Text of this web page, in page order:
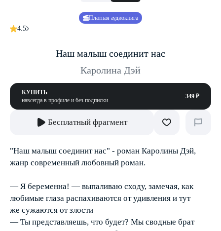
Платная аудиокнига
4.5
Наш малыш соединит нас
Каролина Дэй
КУПИТЬ
навсегда в профиле и без подписки
349 ₽
Бесплатный фрагмент
"Наш малыш соединит нас" - роман Каролины Дэй,
жанр современный любовный роман.
— Я беременна! — выпаливаю сходу, замечая, как
любимые глаза распахиваются от удивления и тут
же сужаются от злости
— Ты представляешь, что будет? Мы сводные брат